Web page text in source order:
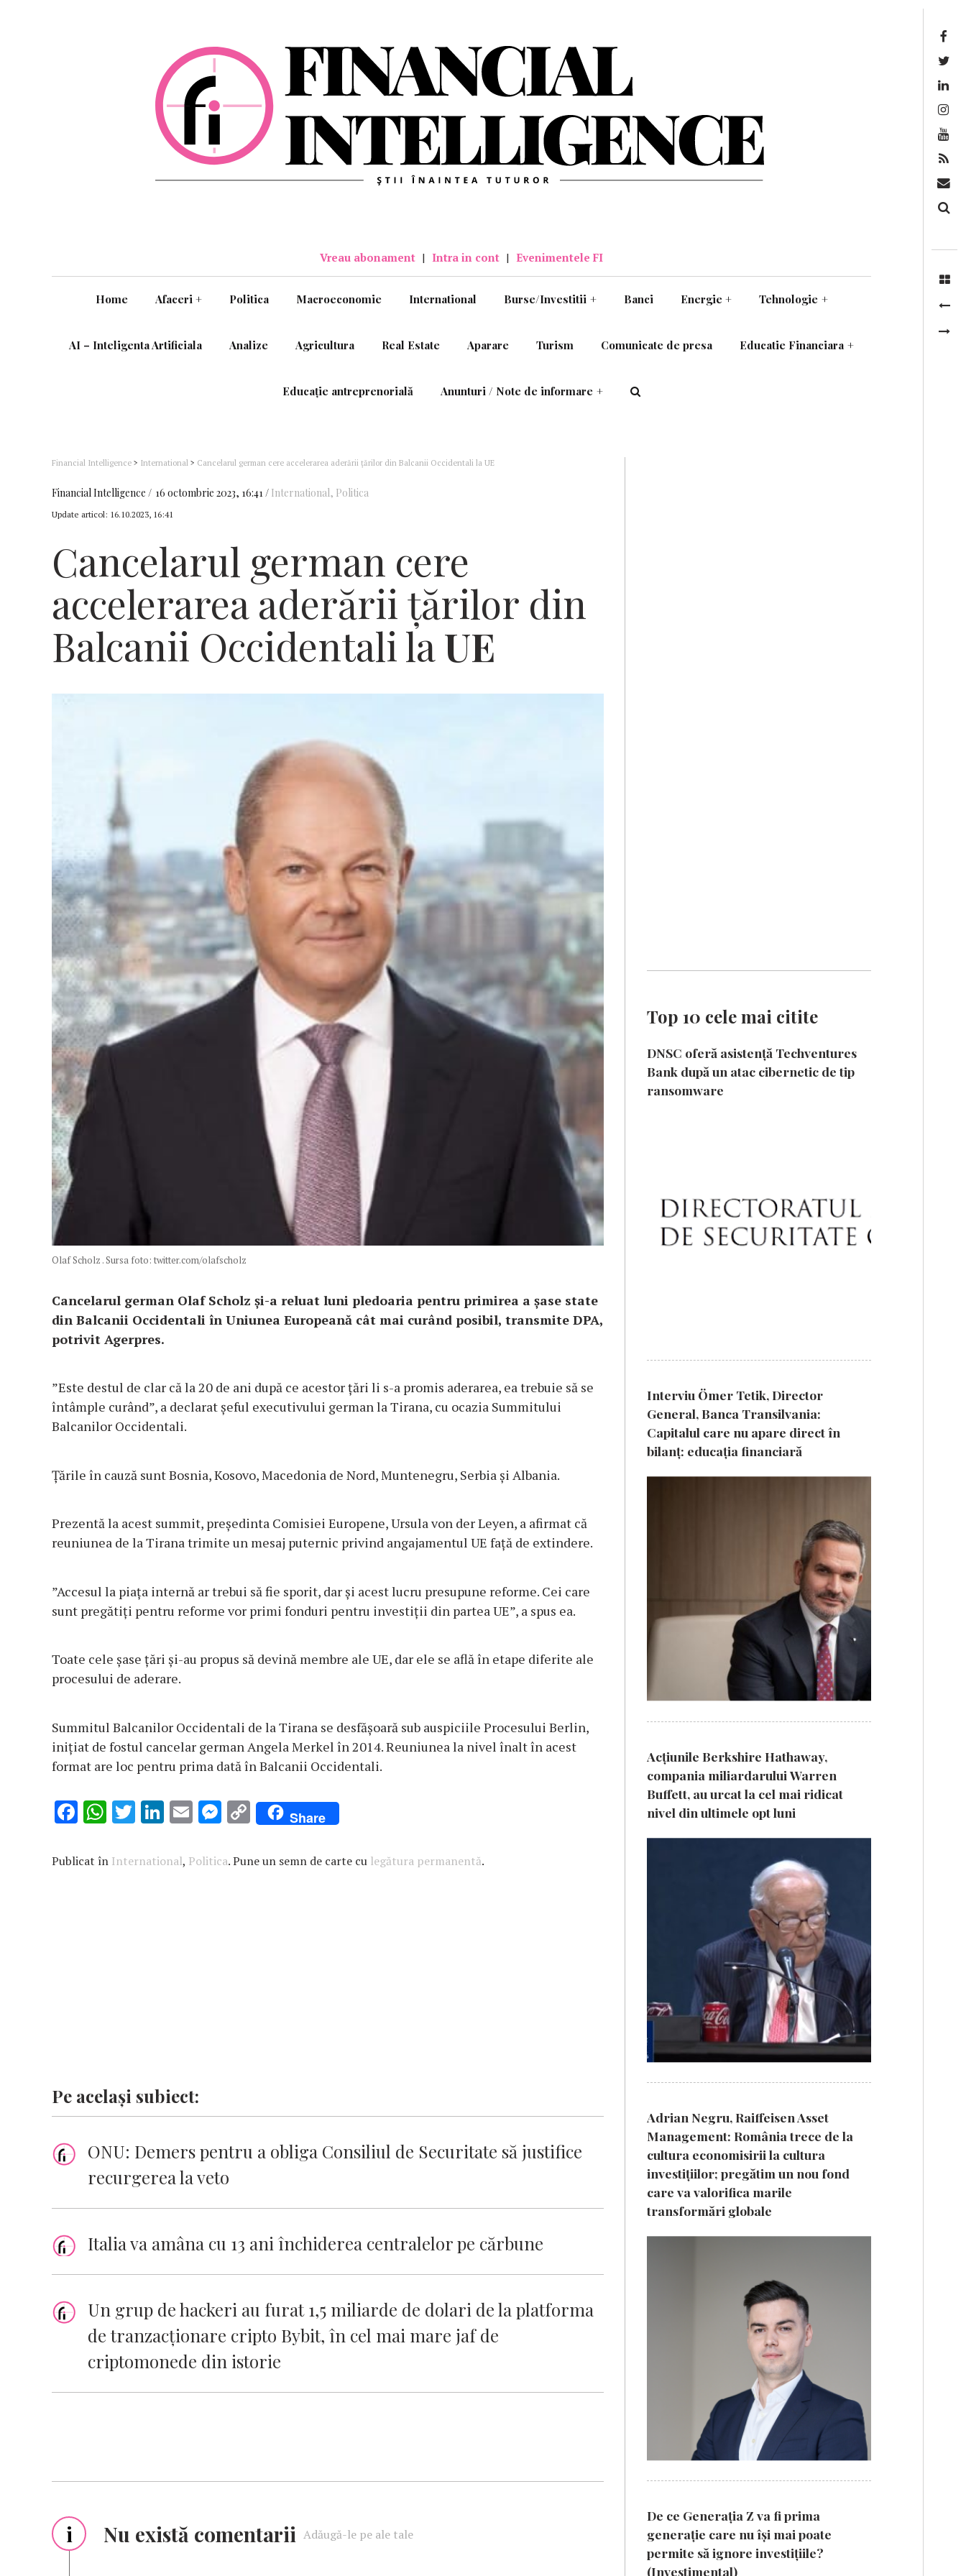
Vreau abonament | Intra in cont | Evenimentele FI
Home Afaceri + Politica Macroeconomie International Burse/Investitii + Banci Energie + Tehnologie +
AI – Inteligenta Artificiala Analize Agricultura Real Estate Aparare Turism Comunicate de presa Educatie Financiara +
Educație antreprenorială Anunturi / Note de informare +
Financial Intelligence > International > Cancelarul german cere accelerarea aderării ţărilor din Balcanii Occidentali la UE
Financial Intelligence 16 octombrie 2023, 16:41 International, Politica
Update articol: 16.10.2023, 16:41
Cancelarul german cere
accelerarea aderării ţărilor din
Balcanii Occidentali laUE
Olaf Scholz . Sursa foto: twitter.com/olafscholz
Cancelarul german Olaf Scholz şi-a reluat luni pledoaria pentru primirea a şase state
din Balcanii Occidentali în Uniunea Europeană cât mai curând posibil, transmite DPA,
potrivit Agerpres.
”Este destul de clar că la 20 de ani după ce acestor ţări li s-a promis aderarea, ea trebuie să se
întâmple curând”, a declarat şeful executivului german la Tirana, cu ocazia Summitului
Balcanilor Occidentali.
Ţările în cauză sunt Bosnia, Kosovo, Macedonia de Nord, Muntenegru, Serbia şi Albania.
Prezentă la acest summit, preşedinta Comisiei Europene, Ursula von der Leyen, a afirmat că
reuniunea de la Tirana trimite un mesaj puternic privind angajamentul UE faţă de extindere.
”Accesul la piaţa internă ar trebui să fie sporit, dar şi acest lucru presupune reforme. Cei care
sunt pregătiţi pentru reforme vor primi fonduri pentru investiţii din partea UE”, a spus ea.
Toate cele şase ţări şi-au propus să devină membre ale UE, dar ele se află în etape diferite ale
procesului de aderare.
Summitul Balcanilor Occidentali de la Tirana se desfăşoară sub auspiciile Procesului Berlin,
iniţiat de fostul cancelar german Angela Merkel în 2014. Reuniunea la nivel înalt în acest
format are loc pentru prima dată în Balcanii Occidentali.
F
e
W
at
T
it
Li
k
E
ai
M
se
C
o
p
Share
Publicat în International, Politica. Pune un semn de carte cu legătura permanentă.
Pe același subiect:
ONU: Demers pentru a obliga Consiliul de Securitate să justifice
recurgerea la veto
Italia va amâna cu 13 ani închiderea centralelor pe cărbune
Un grup de hackeri au furat 1,5 miliarde de dolari de la platforma
de tranzacţionare cripto Bybit, în cel mai mare jaf de
criptomonede din istorie
i Nu există comentarii Adăugă-le pe ale tale
Top 10 cele mai citite
DNSC oferă asistență Techventures
Bank după un atac cibernetic de tip
ransomware
Interviu Ömer Tetik, Director
General, Banca Transilvania:
Capitalul care nu apare direct în
bilanț: educația financiară
Acțiunile Berkshire Hathaway,
compania miliardarului Warren
Buffett, au urcat la cel mai ridicat
nivel din ultimele opt luni
Adrian Negru, Raiffeisen Asset
Management: România trece de la
cultura economisirii la cultura
investițiilor; pregătim un nou fond
care va valorifica marile
transformări globale
De ce Generația Z va fi prima
generație care nu își mai poate
permite să ignore investițiile?
(Investimental)